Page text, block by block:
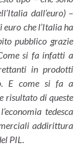
dall’euro) –
che l’Italia ha
pubblico grazie
si fa infatti a
in prodotti
E come si fa a
risultato di queste
tedesca
addirittura
PIL.